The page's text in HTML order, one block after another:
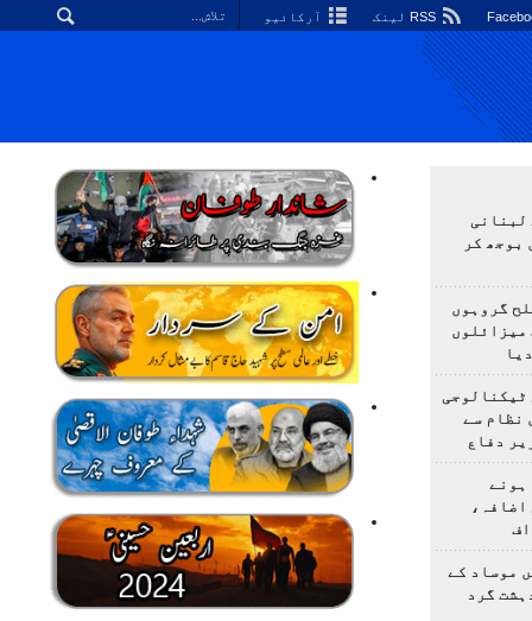
آرکائیو
لبنانی
بوجھ کر
گروہوں
میزائلوں
ٹیکنالوجی
نظام سے
دفاع
ہونے
اضافہ،
موساد کے
4 مسلح دہشت گرد